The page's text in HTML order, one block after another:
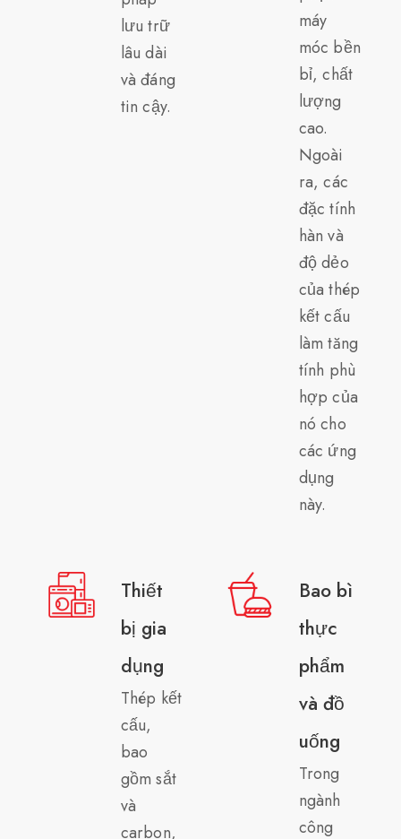
lưu trữ
lâu dài
và đáng
tin cậy.
máy
móc bền
bỉ, chất
lượng
cao.
Ngoài
ra, các
đặc tính
hàn và
độ dẻo
của thép
kết cấu
làm tăng
tính phù
hợp của
nó cho
các ứng
dụng
này.
Thiết
bị gia
dụng
Thép kết
cấu,
bao
gồm sắt
và
carbon,
Bao bì
thực
phẩm
và đồ
uống
Trong
ngành
công